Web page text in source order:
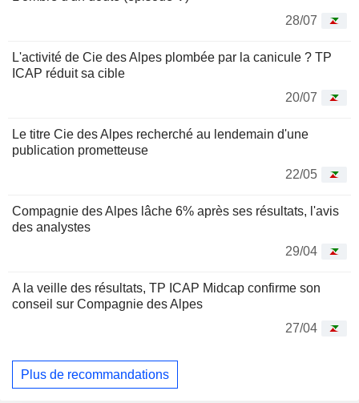
28/07
L'activité de Cie des Alpes plombée par la canicule ? TP
ICAP réduit sa cible
20/07
Le titre Cie des Alpes recherché au lendemain d'une
publication prometteuse
22/05
Compagnie des Alpes lâche 6% après ses résultats, l'avis
des analystes
29/04
A la veille des résultats, TP ICAP Midcap confirme son
conseil sur Compagnie des Alpes
27/04
Plus de recommandations